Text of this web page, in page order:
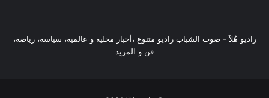
راديو هُلاَ‎ - صوت الشباب راديو متنوع ،أخبار محلية و عالمية، سياسة، رياضة،
فن و المزيد